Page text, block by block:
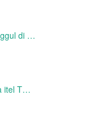
di …
itel T…